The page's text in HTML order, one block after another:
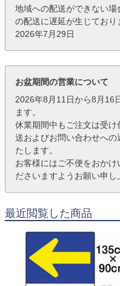
地域への配送ができない
の配送に遅延が生じており
2026年7月29日
お盆期間の営業について
2026年8月11日から8月16
ます。
休業期間中もご注文は受
送およびお問い合わせへ
たします。
お客様にはご不便をおかけ
ださいますようお願い申し
最近閲覧した商品